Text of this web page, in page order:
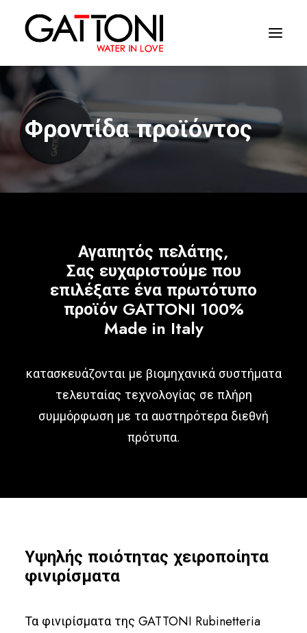
Εταιρεία
Περιβάλλοντα
Προϊόντα
Media
Που να αγορασετε
Επαφές
Ελληνικά
Φροντίδα προϊόντος
Αγαπητός πελάτης,
Σας ευχαριστούμε που
επιλέξατε ένα πρωτότυπο
προϊόν GATTONI 100%
Made in Italy
κατασκευάζονται με βιομηχανικά συστήματα
τελευταίας τεχνολογίας σε πλήρη
συμμόρφωση με τα αυστηρότερα διεθνή
πρότυπα.
Υψηλής ποιότητας χειροποίητα
φινιρίσματα
Τα φινιρίσματα της GATTONI Rubinetteria